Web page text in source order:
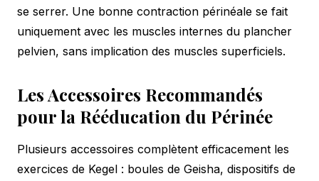
se serrer. Une bonne contraction périnéale se fait
uniquement avec les muscles internes du plancher
pelvien, sans implication des muscles superficiels.
Les Accessoires Recommandés
pour la Rééducation du Périnée
Plusieurs accessoires complètent efficacement les
exercices de Kegel : boules de Geisha, dispositifs de